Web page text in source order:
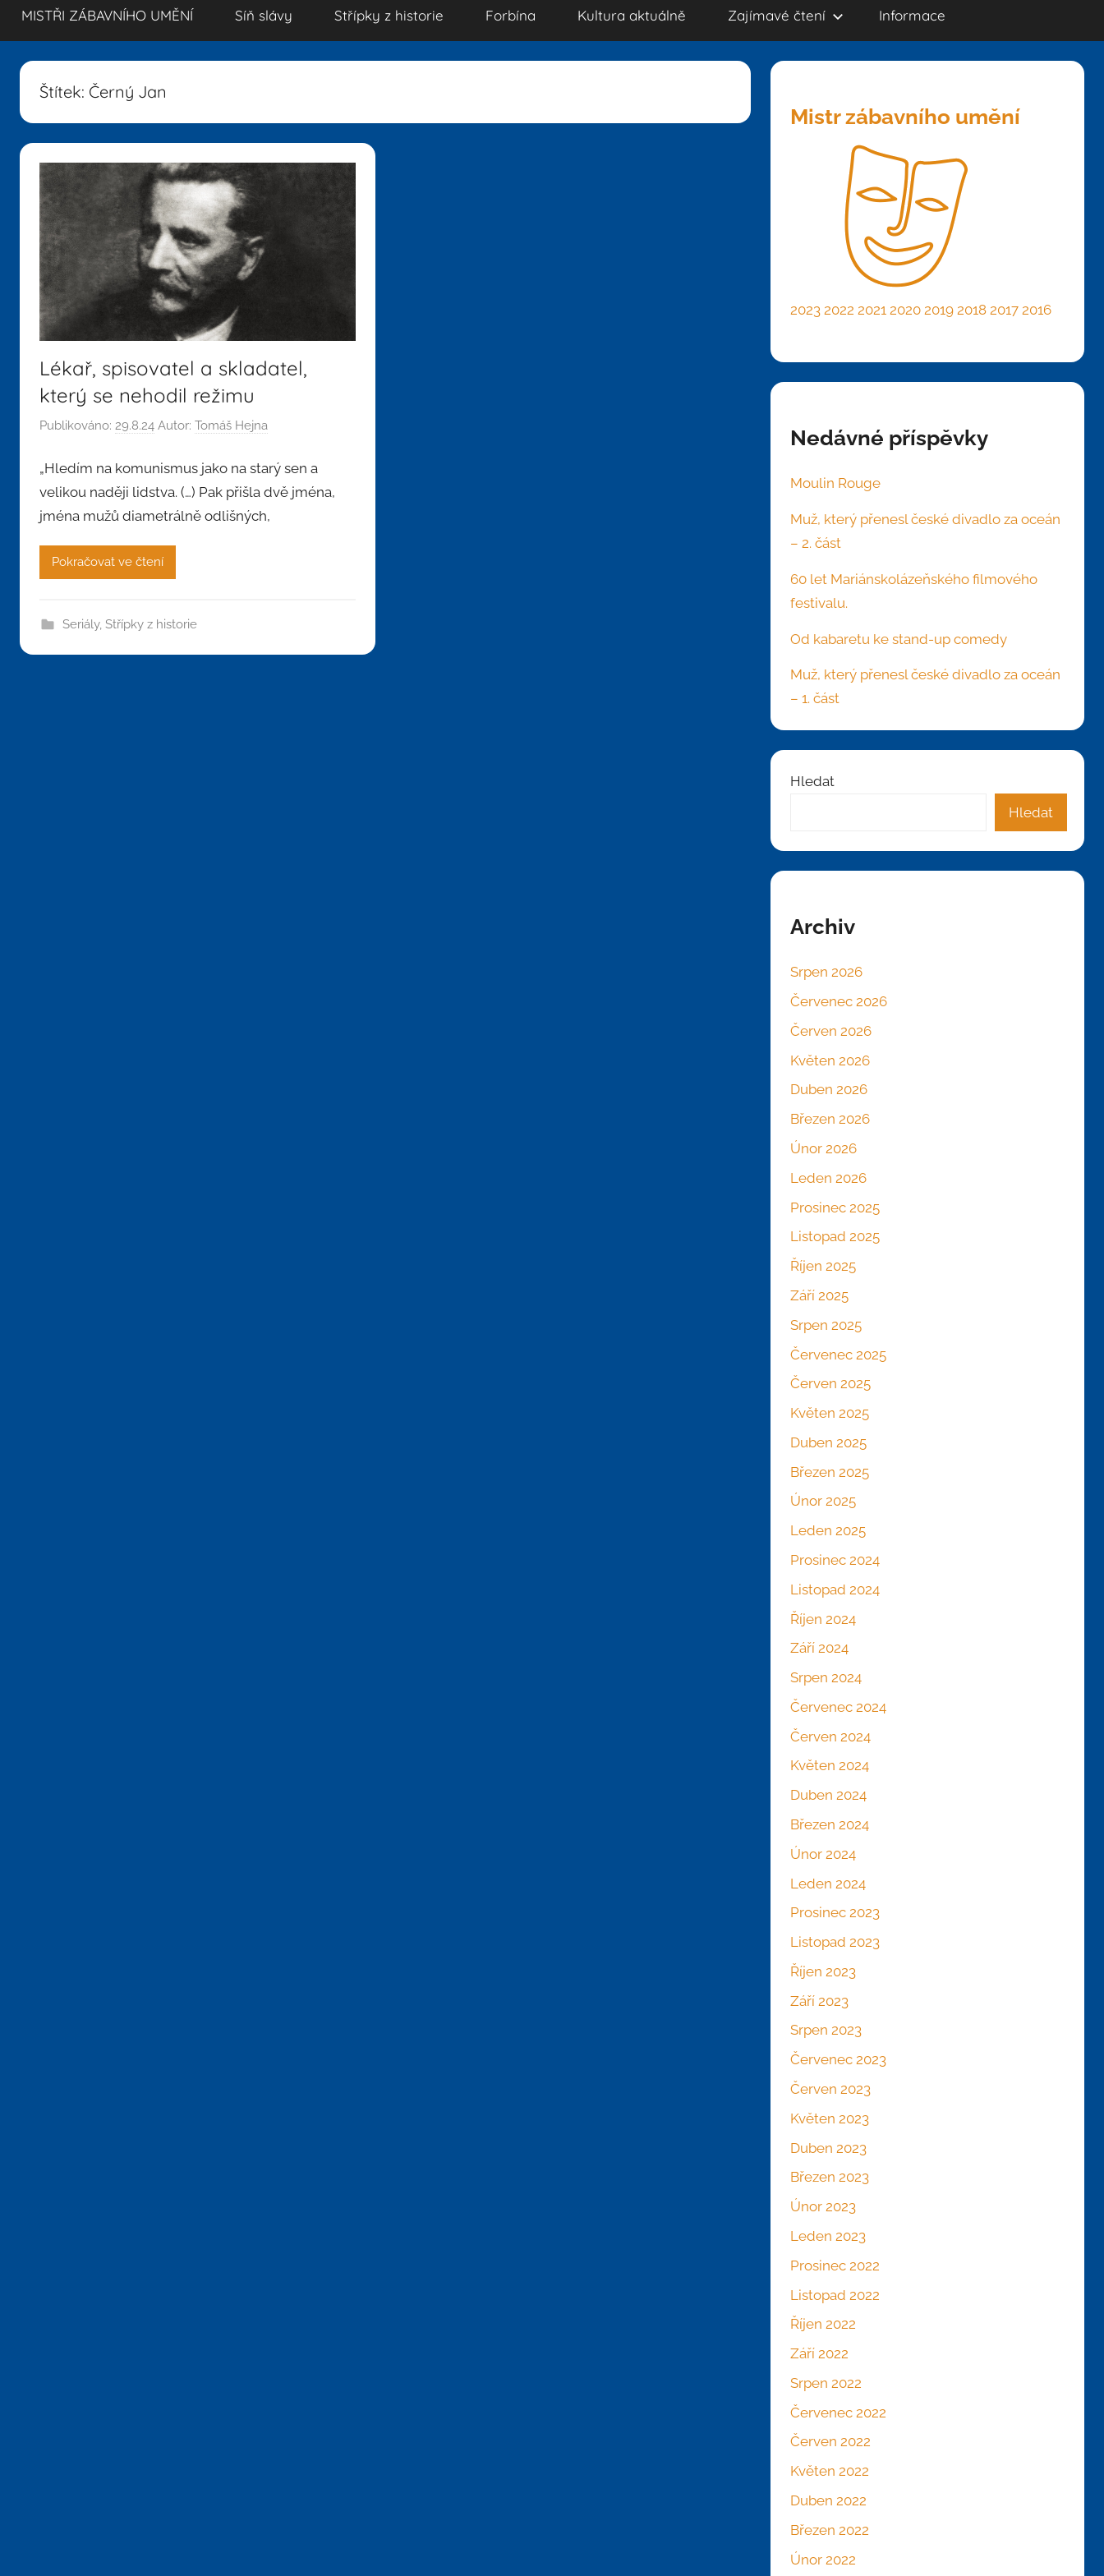
MISTŘI ZÁBAVNÍHO UMĚNÍ Síň slávy Střípky z historie Forbína Kultura aktuálně Zajímavé čtení Informace
Štítek: Černý Jan
Lékař, spisovatel a skladatel,
který se nehodil režimu
Publikováno: 29.8.24 Autor: Tomáš Hejna
„Hledím na komunismus jako na starý sen a
velikou naději lidstva. (…) Pak přišla dvě jména,
jména mužů diametrálně odlišných,
Pokračovat ve čtení
Seriály, Střípky z historie
Mistr zábavního umění
2023 2022 2021 2020 2019 2018 2017 2016
Nedávné příspěvky
Moulin Rouge
Muž, který přenesl české divadlo za oceán
– 2. část
60 let Mariánskolázeňského filmového
festivalu.
Od kabaretu ke stand-up comedy
Muž, který přenesl české divadlo za oceán
– 1. část
Hledat
Hledat
Archiv
Srpen 2026
Červenec 2026
Červen 2026
Květen 2026
Duben 2026
Březen 2026
Únor 2026
Leden 2026
Prosinec 2025
Listopad 2025
Říjen 2025
Září 2025
Srpen 2025
Červenec 2025
Červen 2025
Květen 2025
Duben 2025
Březen 2025
Únor 2025
Leden 2025
Prosinec 2024
Listopad 2024
Říjen 2024
Září 2024
Srpen 2024
Červenec 2024
Červen 2024
Květen 2024
Duben 2024
Březen 2024
Únor 2024
Leden 2024
Prosinec 2023
Listopad 2023
Říjen 2023
Září 2023
Srpen 2023
Červenec 2023
Červen 2023
Květen 2023
Duben 2023
Březen 2023
Únor 2023
Leden 2023
Prosinec 2022
Listopad 2022
Říjen 2022
Září 2022
Srpen 2022
Červenec 2022
Červen 2022
Květen 2022
Duben 2022
Březen 2022
Únor 2022